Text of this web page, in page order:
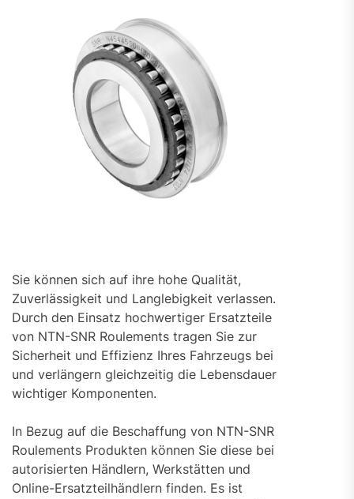
Sie können sich auf ihre hohe Qualität,
Zuverlässigkeit und Langlebigkeit verlassen.
Durch den Einsatz hochwertiger Ersatzteile
von NTN-SNR Roulements tragen Sie zur
Sicherheit und Effizienz Ihres Fahrzeugs bei
und verlängern gleichzeitig die Lebensdauer
wichtiger Komponenten.
In Bezug auf die Beschaffung von NTN-SNR
Roulements Produkten können Sie diese bei
autorisierten Händlern, Werkstätten und
Online-Ersatzteilhändlern finden. Es ist